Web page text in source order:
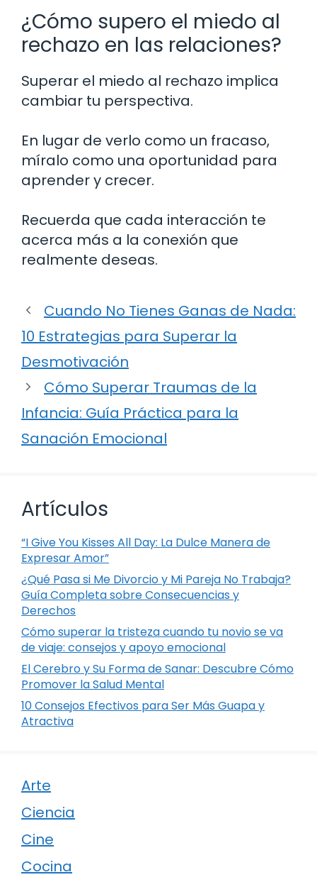
¿Cómo supero el miedo al
rechazo en las relaciones?
Superar el miedo al rechazo implica
cambiar tu perspectiva.
En lugar de verlo como un fracaso,
míralo como una oportunidad para
aprender y crecer.
Recuerda que cada interacción te
acerca más a la conexión que
realmente deseas.
Cuando No Tienes Ganas de Nada:
10 Estrategias para Superar la
Desmotivación
Cómo Superar Traumas de la
Infancia: Guía Práctica para la
Sanación Emocional
Artículos
“I Give You Kisses All Day: La Dulce Manera de
Expresar Amor”
¿Qué Pasa si Me Divorcio y Mi Pareja No Trabaja?
Guía Completa sobre Consecuencias y
Derechos
Cómo superar la tristeza cuando tu novio se va
de viaje: consejos y apoyo emocional
El Cerebro y Su Forma de Sanar: Descubre Cómo
Promover la Salud Mental
10 Consejos Efectivos para Ser Más Guapa y
Atractiva
Arte
Ciencia
Cine
Cocina